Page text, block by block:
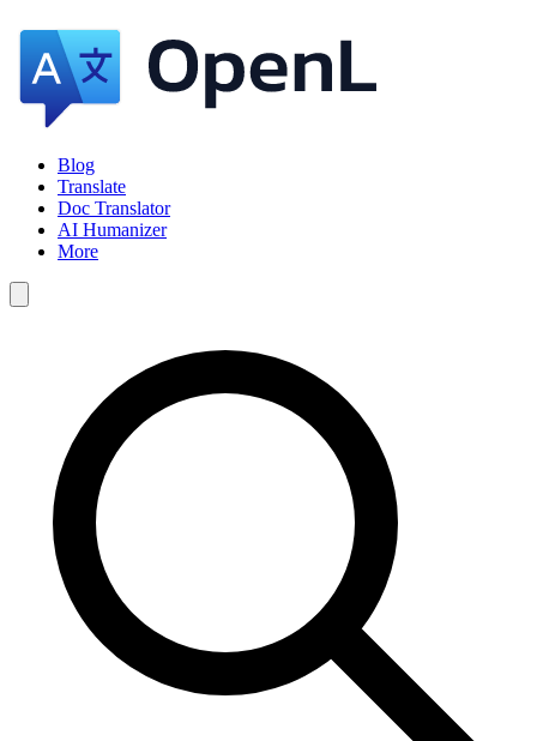
Blog
Translate
Doc Translator
AI Humanizer
More